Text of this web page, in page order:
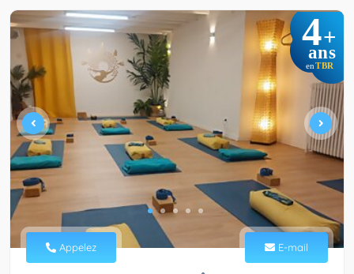
4+
ans
en TBR
Appelez E-mail